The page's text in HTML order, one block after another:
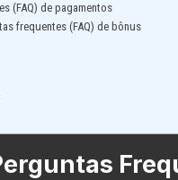
(FAQ) de pagamentos
frequentes (FAQ) de bônus